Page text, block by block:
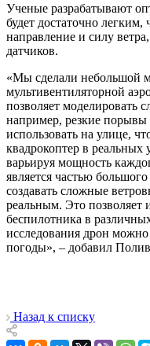
Ученые разрабатывают
будет достаточно легким,
направление и силу
датчиков.
«Мы сделали небольшой
мультивентиляторной
позволяет моделировать
например, резкие
использовать на улице,
квадрокоптер в реальных
варьируя мощность
является частью
создавать сложные
реальным. Это позволяет
беспилотника в
исследования дрон можно
погоды», – добавил
Назад к списку